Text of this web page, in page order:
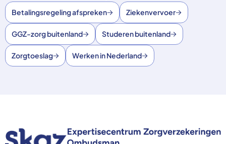
Betalingsregeling afspreken Ziekenvervoer
GGZ-zorg buitenland Studeren buitenland
Zorgtoeslag Werken in Nederland